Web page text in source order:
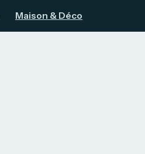
Maison & Déco